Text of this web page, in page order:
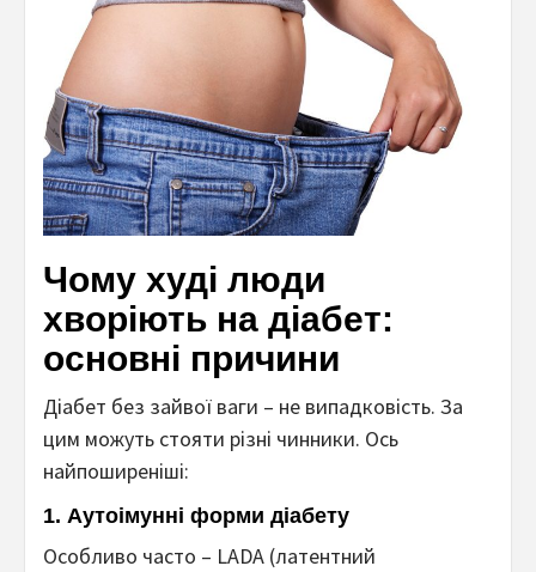
Чому худі люди
хворіють на діабет:
основні причини
Діабет без зайвої ваги – не випадковість. За
цим можуть стояти різні чинники. Ось
найпоширеніші:
1. Аутоімунні форми діабету
Особливо часто – LADA (латентний